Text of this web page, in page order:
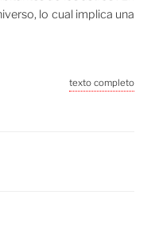
lo cual implica una
texto completo